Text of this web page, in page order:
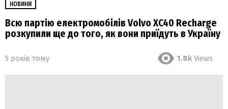
НОВИНИ
Всю партію електромобілів Volvo XC40 Recharge
розкупили ще до того, як вони приїдуть в Україну
5 років тому 1.8k Views